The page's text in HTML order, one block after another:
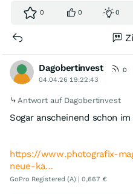
0 0 0
Dagobertinvest
0
04.04.26 19:22:43
Antwort auf Dagobertinvest
Sogar anscheinend schon
https://www.photografix-
neue-ka…
GoPro Registered (A) | 0,667 €